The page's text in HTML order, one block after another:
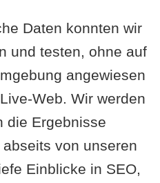
Daten konnten wir
und testen, ohne auf
angewiesen
Web. Wir werden
die Ergebnisse
von unseren
Einblicke in SEO,